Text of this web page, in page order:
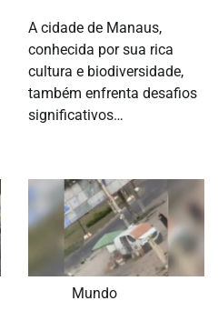
A cidade de Manaus,
conhecida por sua rica
cultura e biodiversidade,
também enfrenta desafios
significativos…
Mundo